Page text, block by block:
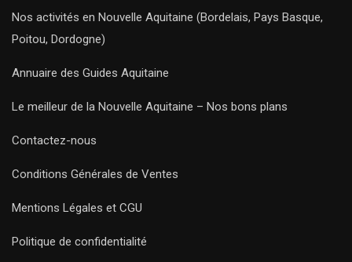
Nos activités en Nouvelle Aquitaine (Bordelais, Pays Basque,
Poitou, Dordogne)
Annuaire des Guides Aquitaine
Le meilleur de la Nouvelle Aquitaine – Nos bons plans
Contactez-nous
Conditions Générales de Ventes
Mentions Légales et CGU
Politique de confidentialité